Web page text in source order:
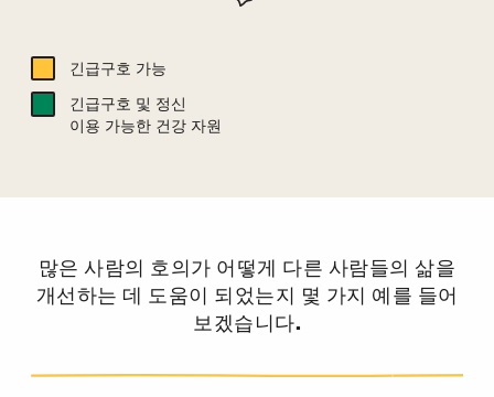
긴급구호 가능
긴급구호 및 정신
이용 가능한 건강 자원
많은 사람의 호의가 어떻게 다른 사람들의 삶을
개선하는 데 도움이 되었는지 몇 가지 예를 들어
보겠습니다.